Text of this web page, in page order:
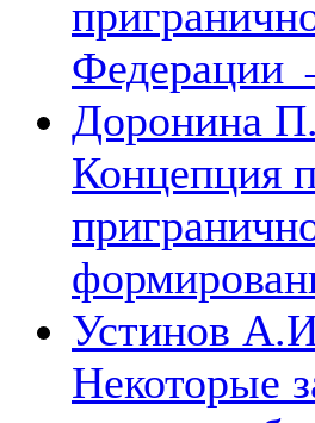
Федерации
Доронина
Концепция
Устинов
Некоторые